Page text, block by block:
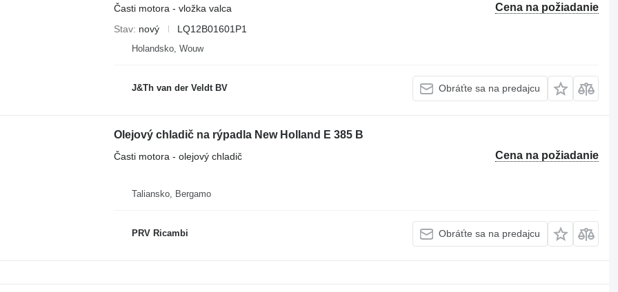
Cena na požiadanie
Časti motora - vložka valca
Stav nový LQ12B01601P1
Holandsko, Wouw
J&Th van der Veldt BV Obráťte sa na predajcu
Olejový chladič na rýpadla New Holland E 385 B
Cena na požiadanie
Časti motora - olejový chladič
Taliansko, Bergamo
PRV Ricambi Obráťte sa na predajcu